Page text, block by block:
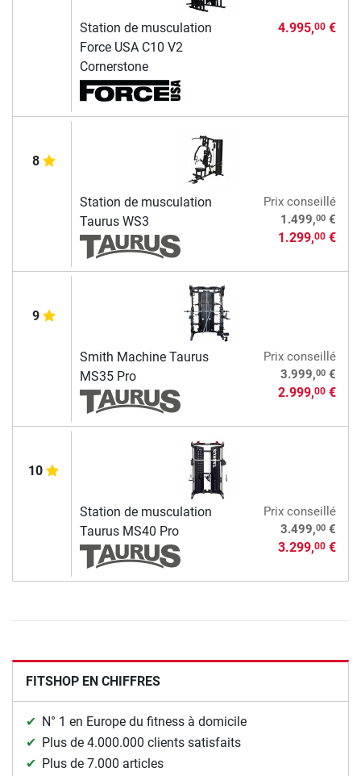
Station de musculation
Force USA C10 V2
Cornerstone
4.995,00€
8
Station de musculation
Taurus WS3
Prix conseillé
1.499,00€
1.299,00€
9
Smith Machine Taurus
MS35 Pro
Prix conseillé
3.999,00€
2.999,00€
10
Station de musculation
Taurus MS40 Pro
Prix conseillé
3.499,00€
3.299,00€
FITSHOP EN CHIFFRES
N° 1 en Europe du fitness à domicile
Plus de 4.000.000 clients satisfaits
Plus de 7.000 articles